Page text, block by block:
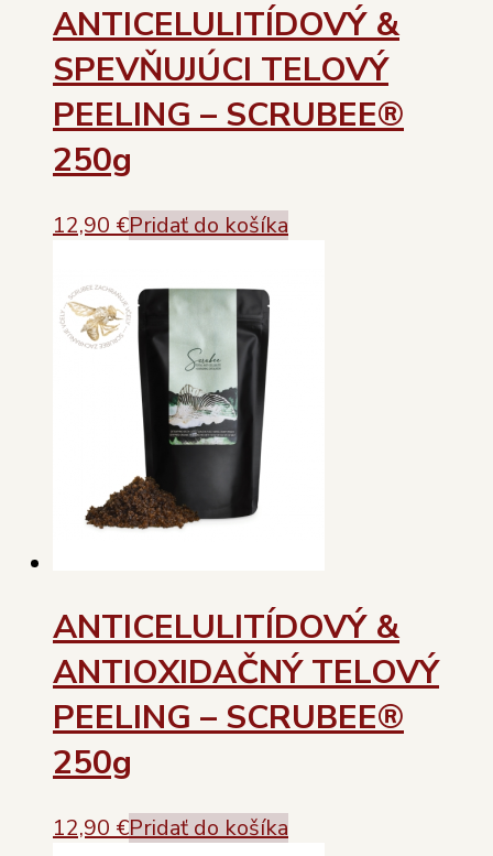
ANTICELULITÍDOVÝ &
SPEVŇUJÚCI TELOVÝ
PEELING – SCRUBEE®
250g
12,90 €Pridať do košíka
ANTICELULITÍDOVÝ &
ANTIOXIDAČNÝ TELOVÝ
PEELING – SCRUBEE®
250g
12,90 €Pridať do košíka